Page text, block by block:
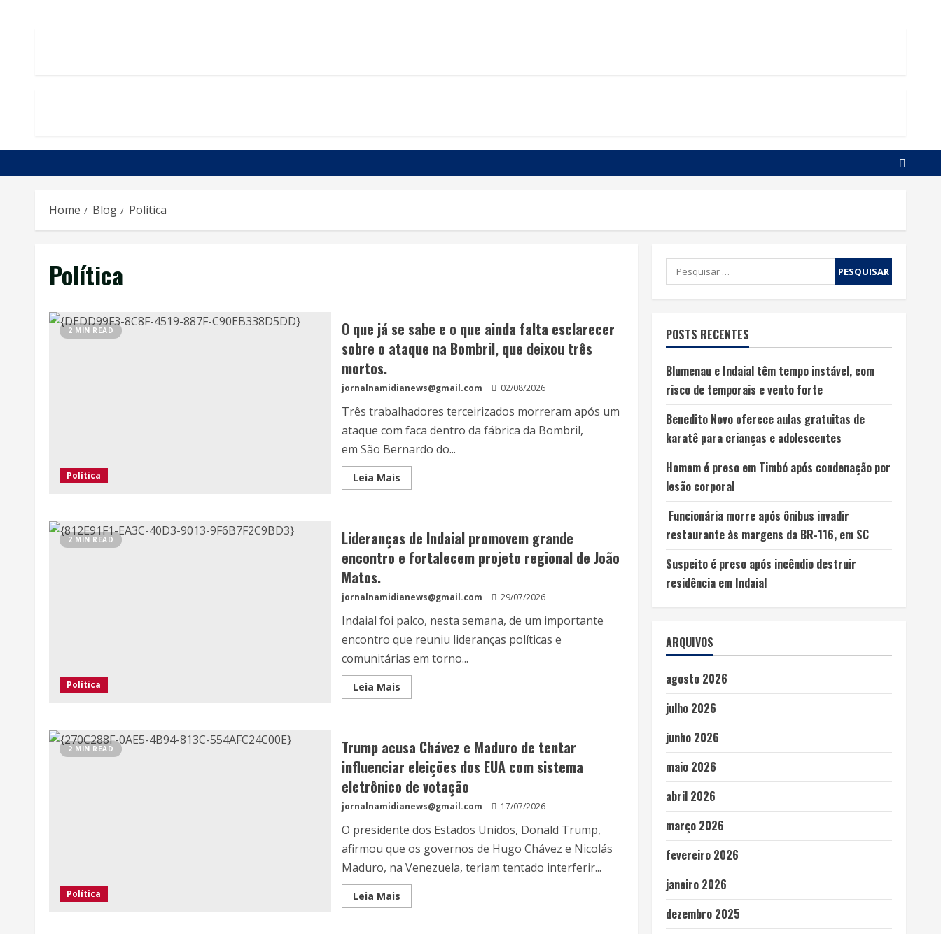
Home Blog Política
Política
2 MIN READ
Política
O que já se sabe e o que ainda falta esclarecer
sobre o ataque na Bombril, que deixou três
mortos.
jornalnamidianews@gmail.com 02/08/2026
Três trabalhadores terceirizados morreram após um
ataque com faca dentro da fábrica da Bombril,
em São Bernardo do...
Leia Mais
2 MIN READ
Política
Lideranças de Indaial promovem grande
encontro e fortalecem projeto regional de João
Matos.
jornalnamidianews@gmail.com 29/07/2026
Indaial foi palco, nesta semana, de um importante
encontro que reuniu lideranças políticas e
comunitárias em torno...
Leia Mais
2 MIN READ
Política
Trump acusa Chávez e Maduro de tentar
influenciar eleições dos EUA com sistema
eletrônico de votação
jornalnamidianews@gmail.com 17/07/2026
O presidente dos Estados Unidos, Donald Trump,
afirmou que os governos de Hugo Chávez e Nicolás
Maduro, na Venezuela, teriam tentado interferir...
Leia Mais
POSTS RECENTES
Blumenau e Indaial têm tempo instável, com
risco de temporais e vento forte
Benedito Novo oferece aulas gratuitas de
karatê para crianças e adolescentes
Homem é preso em Timbó após condenação por
lesão corporal
Funcionária morre após ônibus invadir
restaurante às margens da BR-116, em SC
Suspeito é preso após incêndio destruir
residência em Indaial
ARQUIVOS
agosto 2026
julho 2026
junho 2026
maio 2026
abril 2026
março 2026
fevereiro 2026
janeiro 2026
dezembro 2025